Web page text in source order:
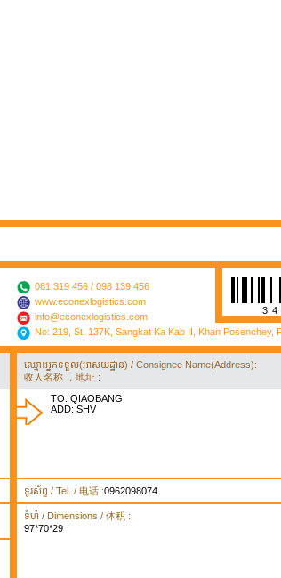
081 319 456 / 098 139 456
www.econexlogistics.com
info@econexlogistics.com
No: 219, St. 137K, Sangkat Ka Kab II, Khan Posenchey,
ឈ្មោះអ្នកទទួល(អាសយដ្ឋាន) / Consignee Name(Address):
收人名称 ，地址 :
TO: QIAOBANG
ADD: SHV
ទូរស័ព្ទ / Tel. / 电话 :0962098074
ទំហំ / Dimensions / 体积 :
97*70*29